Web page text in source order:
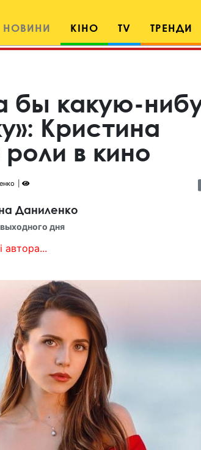
НОВИНИ КІНО TV ТРЕНДИ
бы какую-
Кристина
в кино
Даниленко
дня
автора...